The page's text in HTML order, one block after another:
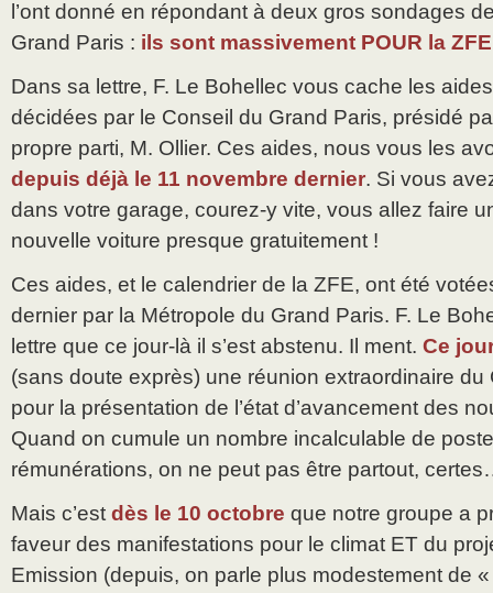
l’ont donné en répondant à deux gros sondages
Grand Paris : ils sont massivement POUR la ZFE
Dans sa lettre, F. Le Bohellec vous cache les
décidées par le Conseil du Grand Paris, présidé
propre parti, M. Ollier. Ces aides, nous vous les
depuis déjà le 11 novembre dernier. Si vous
dans votre garage, courez-y vite, vous allez faire
nouvelle voiture presque gratuitement !
Ces aides, et le calendrier de la ZFE, ont été
dernier par la Métropole du Grand Paris. F. Le
lettre que ce jour-là il s’est abstenu. Il ment. Ce
(sans doute exprès) une réunion extraordinaire du
pour la présentation de l’état d’avancement des
Quand on cumule un nombre incalculable de
rémunérations, on ne peut pas être partout,
Mais c’est dès le 10 octobre que notre groupe a
faveur des manifestations pour le climat ET du
Emission (depuis, on parle plus modestement de